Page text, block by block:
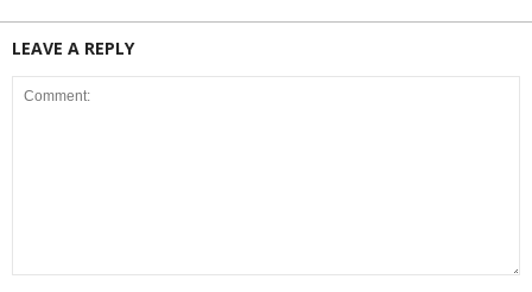
LEAVE A REPLY